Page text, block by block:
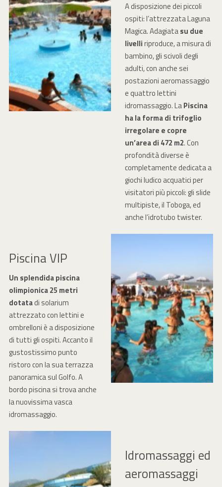
A disposizione dei piccoli
ospiti: l’attrezzata Laguna
Magica. Adagiatasu due
livelliriproduce, a misura di
bambino, gli scivoli degli
adulti, con anche sei
postazioni aeromassaggio
e quattro lettini
idromassaggio. LaPiscina
ha la forma di trifoglio
irregolare e copre
un’area di 472 m2. Con
profondità diverse è
completamente dedicata a
giochi ludico acquatici per
visitatori più piccoli: gli slide
multipiste, il Toboga, ed
anche l’idrotubo twister.
Piscina VIP
Un splendida piscina
olimpionica25 metri
dotatadi solarium
attrezzato con lettini e
ombrelloni è a disposizione
di tutti gli ospiti. Accanto il
gustostissimo punto
ristoro con la sua terrazza
panoramica sul Golfo. A
bordo piscina si trova anche
la nuovissima vasca
idromassaggio.
Idromassaggi ed
aeromassaggi